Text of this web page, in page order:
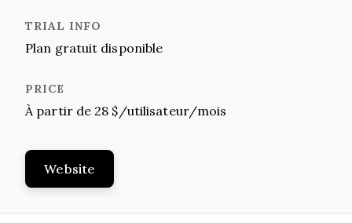
Plan gratuit disponible
À partir de 28 $/utilisateur/mois
Website